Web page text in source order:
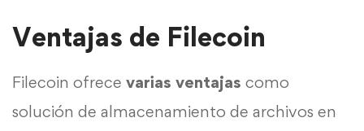
Ventajas de Filecoin
Filecoin ofrece varias ventajas como
solución de almacenamiento de archivos en